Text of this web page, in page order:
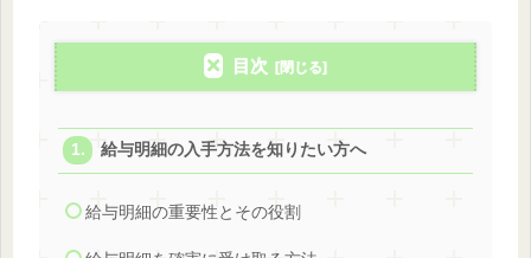
目次
給与明細の入手方法を知りたい方へ
給与明細の重要性とその役割